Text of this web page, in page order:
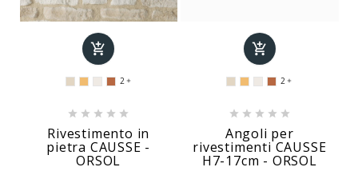

2 
    
Rivestimento in
pietra CAUSSE -
ORSOL

2 
    
Angoli per
rivestimenti CAUSSE
H7-17cm - ORSOL